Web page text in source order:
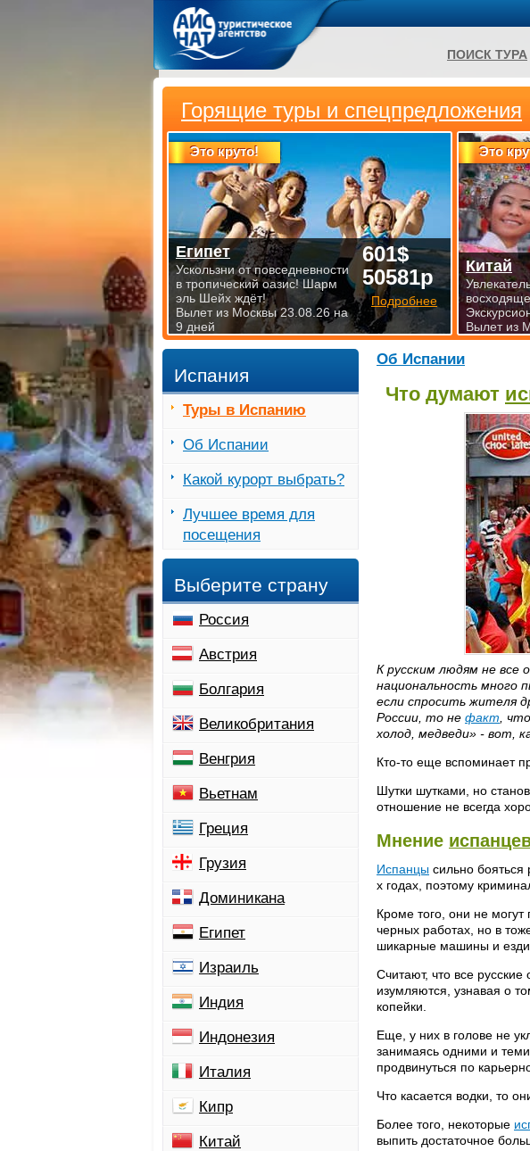
Об Испании
Что думают
К русским людям не все
национальность много
если спросить жителя
России, то не факт ,
холод, медведи» - вот,
Кто-то еще вспоминает
Шутки шутками, но
отношение не всегда
Мнение
Испанцы сильно
х годах, поэтому
Кроме того, они не
черных работах, но в
шикарные машины и
Считают, что все
изумляются, узнавая о
копейки.
Еще, у них в голове не
занимаясь одними и
продвинуться по
Что касается водки, то
Более того, некоторые
выпить достаточное
Испания
Туры в Испанию
Об Испании
Какой курорт выбрать?
Лучшее время для
посещения
Выберите страну
Россия
Австрия
Болгария
Великобритания
Венгрия
Вьетнам
Греция
Грузия
Доминикана
Египет
Израиль
Индия
Индонезия
Италия
Кипр
Китай
Горящие туры и спецпредложения
Это круто!
601$
50581р
Подробнее
Египет
Ускользни от повседневности
в тропический оазис! Шарм
эль Шейх ждёт!
Вылет из Москвы 23.08.26 на
9 дней
Это
Китай
Вылет из
ПОИСК ТУРА